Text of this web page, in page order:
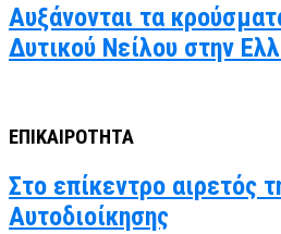
Αυξάνονται τα
Δυτικού Νείλου στην
ΕΠΙΚΑΙΡΟΤΗΤΑ
Στο επίκεντρο αιρετός
Αυτοδιοίκησης